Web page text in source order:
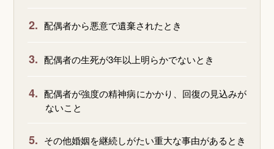
2. 配偶者から悪意で遺棄されたとき
3. 配偶者の生死が3年以上明らかでないとき
4. 配偶者が強度の精神病にかかり、回復の見込みが
ないこと
5. その他婚姻を継続しがたい重大な事由があるとき